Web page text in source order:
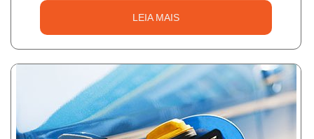
LEIA MAIS